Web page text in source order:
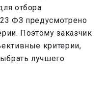
отбора
ФЗ предусмотрено
Поэтому заказчик
критерии,
лучшего